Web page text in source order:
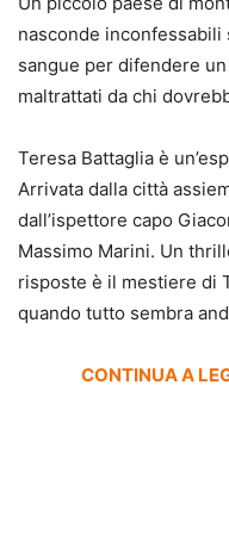
nasconde inconfessabili
sangue per difendere
maltrattati da chi
Teresa Battaglia è
Arrivata dalla città
dall’ispettore capo
Massimo Marini. Un
risposte è il mestiere di
quando tutto sembra
CONTINUA A